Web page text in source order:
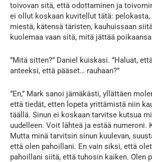
toivovan sitä, että odottaminen ja
ei ollut koskaan kuvitellut tätä: pelokasta,
miestä, kätensä täristen, kauhuissaan
kuolemaa vaan sitä, mitä jättää
”Mitä sitten?” Daniel kuiskasi. ”Haluat,
anteeksi, että pääset… rauhaan?”
”En,” Mark sanoi jämäkästi, yllättäen
että tiedät, etten lopeta yrittämistä niin
täällä. Sinun ei koskaan tarvitse kutsua
uudelleen. Voit lähteä ja estää numeroni.
Mutta minä tarvitsin sinun kuulevan,
että olen pahoillani. En vain siksi, että
pahoillani siitä, että tuhosin kaiken. Olen